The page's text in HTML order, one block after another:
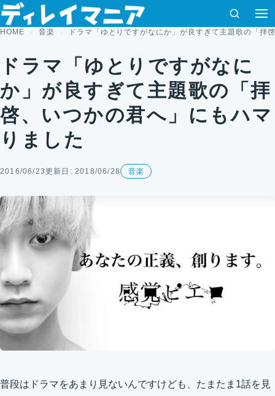
コンテンツへスキップ
検索
HOME 音楽 ドラマ「ゆとりですがなにか」が良すぎて主題歌の「拝
ドラマ「ゆとりですがなに
か」が良すぎて主題歌の「拝
啓、いつかの君へ」にもハマ
りました
2016/06/23更新日: 2018/06/28 音楽
普段はドラマをあまり見ないんですけども、たまたま1話を見